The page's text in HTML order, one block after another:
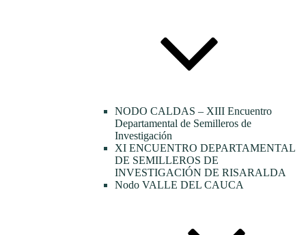
NODO CALDAS – XIII Encuentro
Departamental de Semilleros de
Investigación
XI ENCUENTRO DEPARTAMENTAL
DE SEMILLEROS DE
INVESTIGACIÓN DE RISARALDA
Nodo VALLE DEL CAUCA